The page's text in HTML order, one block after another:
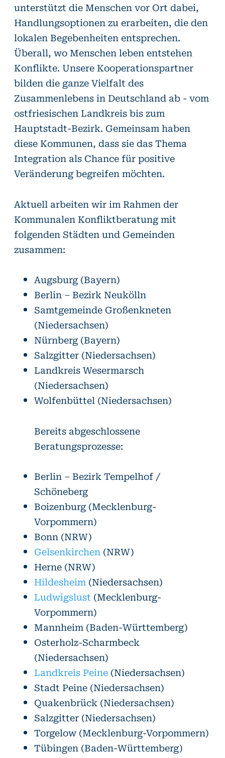
unterstützt die Menschen vor Ort dabei,
Handlungsoptionen zu erarbeiten, die den
lokalen Begebenheiten entsprechen.
Überall, wo Menschen leben entstehen
Konflikte. Unsere Kooperationspartner
bilden die ganze Vielfalt des
Zusammenlebens in Deutschland ab - vom
ostfriesischen Landkreis bis zum
Hauptstadt-Bezirk. Gemeinsam haben
diese Kommunen, dass sie das Thema
Integration als Chance für positive
Veränderung begreifen möchten.
Aktuell arbeiten wir im Rahmen der
Kommunalen Konfliktberatung mit
folgenden Städten und Gemeinden
zusammen:
Augsburg (Bayern)
Berlin – Bezirk Neukölln
Samtgemeinde Großenkneten
(Niedersachsen)
Nürnberg (Bayern)
Salzgitter (Niedersachsen)
Landkreis Wesermarsch
(Niedersachsen)
Wolfenbüttel (Niedersachsen)
Bereits abgeschlossene
Beratungsprozesse:
Berlin – Bezirk Tempelhof /
Schöneberg
Boizenburg (Mecklenburg-
Vorpommern)
Bonn (NRW)
Gelsenkirchen (NRW)
Herne (NRW)
Hildesheim (Niedersachsen)
Ludwigslust (Mecklenburg-
Vorpommern)
Mannheim (Baden-Württemberg)
Osterholz-Scharmbeck
(Niedersachsen)
Landkreis Peine (Niedersachsen)
Stadt Peine (Niedersachsen)
Quakenbrück (Niedersachsen)
Salzgitter (Niedersachsen)
Torgelow (Mecklenburg-Vorpommern)
Tübingen (Baden-Württemberg)